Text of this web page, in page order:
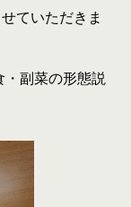
ていただきま
副菜の形態説